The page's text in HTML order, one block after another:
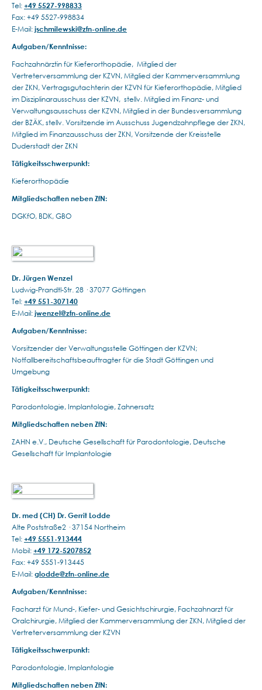
Tel: +49 5527-998833
Fax: +49 5527-998834
E-Mail: jschmilewski@zfn-online.de
Aufgaben/Kenntnisse:
Fachzahnärztin für Kieferorthopädie, Mitglied der
Vertreterversammlung der KZVN, Mitglied der Kammerversammlung
der ZKN, Vertragsgutachterin der KZVN für Kieferorthopädie, Mitglied
im Disziplinarausschuss der KZVN, stellv. Mitglied im Finanz- und
Verwaltungsausschuss der KZVN, Mitglied in der Bundesversammlung
der BZÄK, stellv. Vorsitzende im Ausschuss Jugendzahnpflege der ZKN,
Mitglied im Finanzausschuss der ZKN, Vorsitzende der Kreisstelle
Duderstadt der ZKN
Tätigkeitsschwerpunkt:
Kieferorthopädie
Mitgliedschaften neben ZfN:
DGKfO, BDK, GBO
Dr. Jürgen Wenzel
Ludwig-Prandtl-Str. 28 · 37077 Göttingen
Tel: +49 551-307140
E-Mail: jwenzel@zfn-online.de
Aufgaben/Kenntnisse:
Vorsitzender der Verwaltungsstelle Göttingen der KZVN;
Notfallbereitschaftsbeauftragter für die Stadt Göttingen und
Umgebung
Tätigkeitsschwerpunkt:
Parodontologie, Implantologie, Zahnersatz
Mitgliedschaften neben ZfN:
ZAHN e.V., Deutsche Gesellschaft für Parodontologie, Deutsche
Gesellschaft für Implantologie
Dr. med (CH) Dr. Gerrit Lodde
Alte Poststraße2 · 37154 Northeim
Tel: +49 5551-913444
Mobil: +49 172-5207852
Fax: +49 5551-913445
E-Mail: glodde@zfn-online.de
Aufgaben/Kenntnisse:
Facharzt für Mund-, Kiefer- und Gesichtschirurgie, Fachzahnarzt für
Oralchirurgie, Mitglied der Kammerversammlung der ZKN, Mitglied der
Vertreterversammlung der KZVN
Tätigkeitsschwerpunkt:
Parodontologie, Implantologie
Mitgliedschaften neben ZfN: